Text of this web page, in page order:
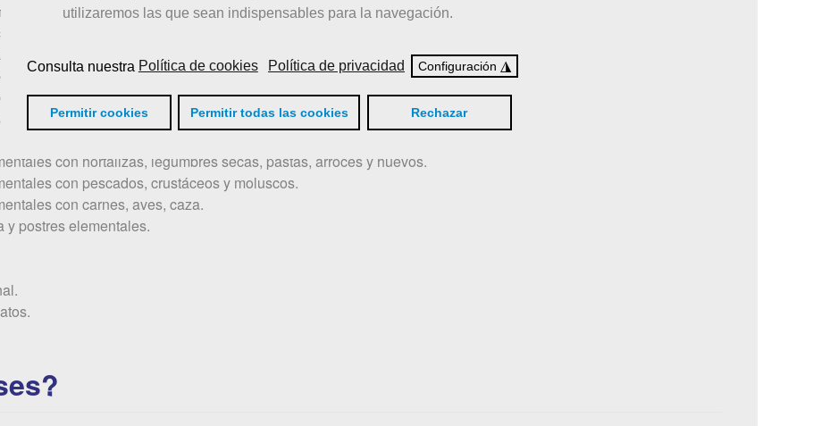
utilizaremos las que sean indispensables para la navegación.
Consulta nuestra Política de cookies Política de privacidad Configuración ◮
Permitir cookies Permitir todas las cookies Rechazar
en hostelería.
de aprovisionamiento.
y setas.
crustáceos y moluscos.
aves y caza.
con hortalizas, legumbres secas, pastas, arroces y huevos.
con pescados, crustáceos y moluscos.
con carnes, aves, caza.
y postres elementales.